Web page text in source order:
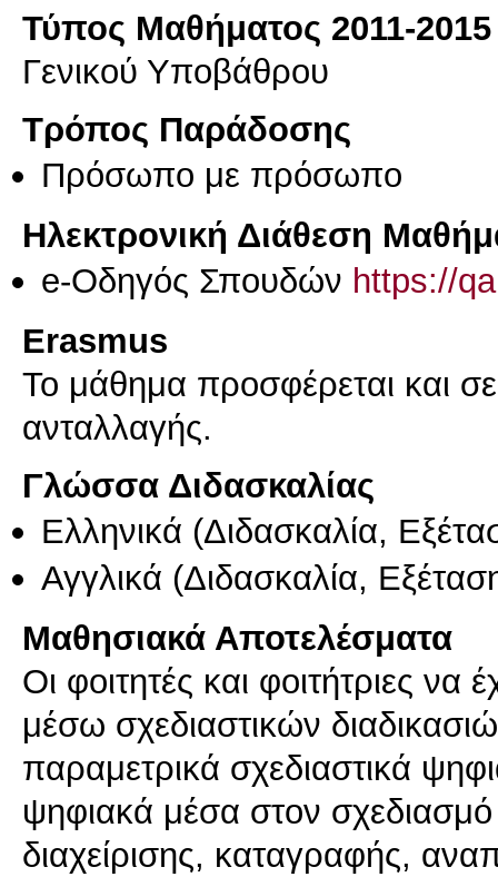
Τύπος Μαθήματος 2011-2015
Γενικού Υποβάθρου
Τρόπος Παράδοσης
Πρόσωπο με πρόσωπο
Ηλεκτρονική Διάθεση
e-Οδηγός Σπουδών https://
Erasmus
Το μάθημα προσφέρεται και
ανταλλαγής.
Γλώσσα Διδασκαλίας
Ελληνικά (Διδασκαλία,
Αγγλικά (Διδασκαλία,
Μαθησιακά Αποτελέσματα
Οι φοιτητές και φοιτήτριες να
μέσω σχεδιαστικών
παραμετρικά σχεδιαστικά
ψηφιακά μέσα στον
διαχείρισης, καταγραφής,